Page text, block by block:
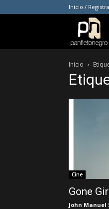
Inicio /
Inicio
Cine
Gone
John Manuel